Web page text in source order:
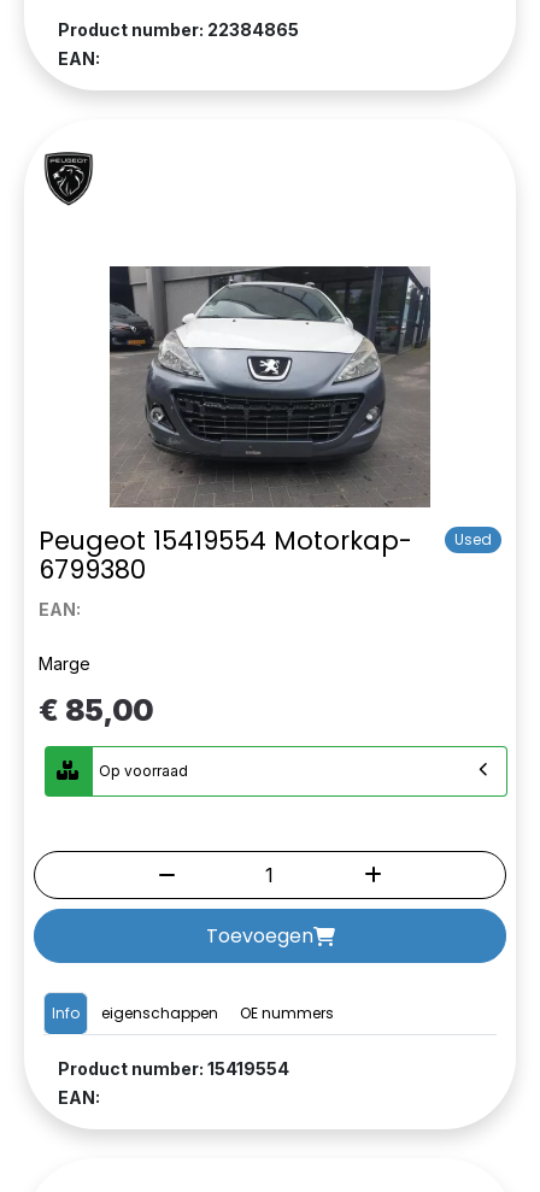
Product number: 22384865
EAN:
Peugeot 15419554 Motorkap-
6799380
Used
EAN:
Info eigenschappen OE nummers
Product number: 15419554
EAN:
Marge
€ 85,00
Op voorraad
Toevoegen